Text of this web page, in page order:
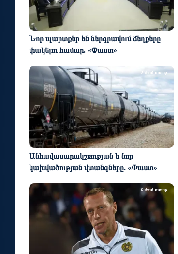
Նոր պարտքեր են ներգրավում ճեղքերը
փակելու համար. «Փաստ»
Անհավասարակշռության և նոր
կախվածության վտանգները. «Փաստ»
2 ժամ առաջ
6 ժամ առաջ